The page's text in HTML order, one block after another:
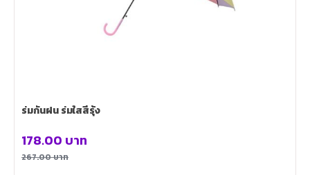
ร่มกันฝน ร่มใสสีรุ้ง
267.00บาท
178.00 บาท